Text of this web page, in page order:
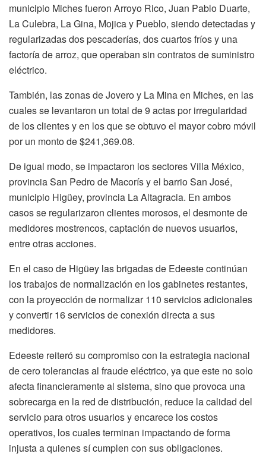
municipio Miches fueron Arroyo Rico, Juan Pablo Duarte,
La Culebra, La Gina, Mojica y Pueblo, siendo detectadas y
regularizadas dos pescaderías, dos cuartos fríos y una
factoría de arroz, que operaban sin contratos de suministro
eléctrico.
También, las zonas de Jovero y La Mina en Miches, en las
cuales se levantaron un total de 9 actas por irregularidad
de los clientes y en los que se obtuvo el mayor cobro móvil
por un monto de $241,369.08.
De igual modo, se impactaron los sectores Villa México,
provincia San Pedro de Macorís y el barrio San José,
municipio Higüey, provincia La Altagracia. En ambos
casos se regularizaron clientes morosos, el desmonte de
medidores mostrencos, captación de nuevos usuarios,
entre otras acciones.
En el caso de Higüey las brigadas de Edeeste continúan
los trabajos de normalización en los gabinetes restantes,
con la proyección de normalizar 110 servicios adicionales
y convertir 16 servicios de conexión directa a sus
medidores.
Edeeste reiteró su compromiso con la estrategia nacional
de cero tolerancias al fraude eléctrico, ya que este no solo
afecta financieramente al sistema, sino que provoca una
sobrecarga en la red de distribución, reduce la calidad del
servicio para otros usuarios y encarece los costos
operativos, los cuales terminan impactando de forma
injusta a quienes sí cumplen con sus obligaciones.